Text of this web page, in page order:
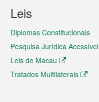
Leis
Diplomas Constitucionais
Pesquisa Jurídica Acessível
Leis de Macau
Tratados Multilaterais